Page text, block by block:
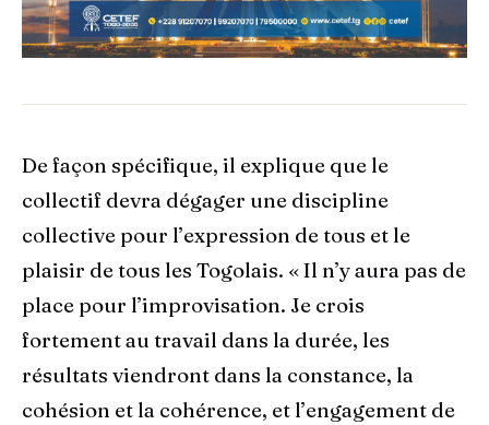
De façon spécifique, il explique que le
collectif devra dégager une discipline
collective pour l’expression de tous et le
plaisir de tous les Togolais. « Il n’y aura pas de
place pour l’improvisation. Je crois
fortement au travail dans la durée, les
résultats viendront dans la constance, la
cohésion et la cohérence, et l’engagement de